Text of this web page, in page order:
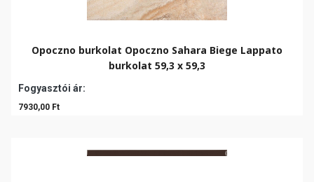
Opoczno burkolat Opoczno Sahara Biege Lappato
burkolat 59,3 x 59,3
Fogyasztói ár:
7930,00 Ft